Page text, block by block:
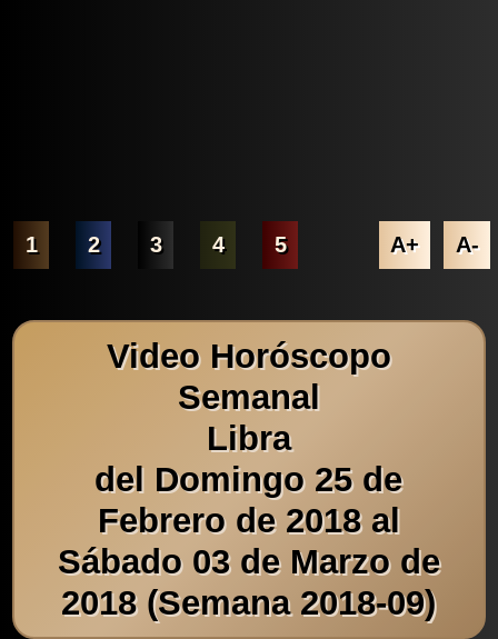
1 2 3 4 5 A+ A-
Video Horóscopo
Semanal
Libra
del Domingo 25 de
Febrero de 2018 al
Sábado 03 de Marzo de
2018 (Semana 2018-09)